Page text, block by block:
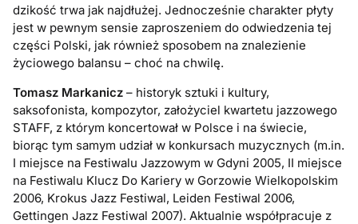
dzikość trwa jak najdłużej. Jednocześnie charakter płyty
jest w pewnym sensie zaproszeniem do odwiedzenia tej
części Polski, jak również sposobem na znalezienie
życiowego balansu – choć na chwilę.
Tomasz Markanicz – historyk sztuki i kultury,
saksofonista, kompozytor, założyciel kwartetu jazzowego
STAFF, z którym koncertował w Polsce i na świecie,
biorąc tym samym udział w konkursach muzycznych (m.in.
I miejsce na Festiwalu Jazzowym w Gdyni 2005, II miejsce
na Festiwalu Klucz Do Kariery w Gorzowie Wielkopolskim
2006, Krokus Jazz Festiwal, Leiden Festiwal 2006,
Gettingen Jazz Festiwal 2007). Aktualnie współpracuje z